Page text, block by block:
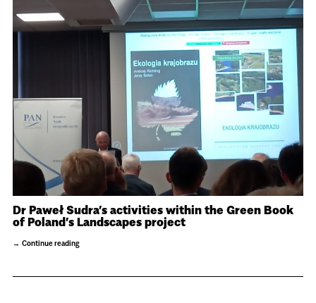
Dr Paweł Sudra’s activities within the Green Book
of Poland’s Landscapes project
Continue reading